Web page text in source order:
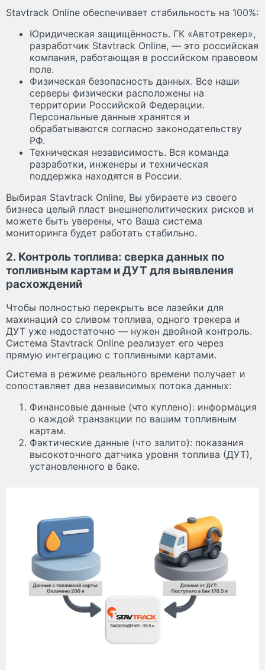
Stavtrack Online обеспечивает стабильность на 100%:
Юридическая защищённость. ГК «Автотрекер»,
разработчик Stavtrack Online, — это российская
компания, работающая в российском правовом
поле.
Физическая безопасность данных. Все наши
серверы физически расположены на
территории Российской Федерации.
Персональные данные хранятся и
обрабатываются согласно законодательству
РФ.
Техническая независимость. Вся команда
разработки, инженеры и техническая
поддержка находятся в России.
Выбирая Stavtrack Online, Вы убираете из своего
бизнеса целый пласт внешнеполитических рисков и
можете быть уверены, что Ваша система
мониторинга будет работать стабильно.
2. Контроль топлива: сверка данных по
топливным картам и ДУТ для выявления
расхождений
Чтобы полностью перекрыть все лазейки для
махинаций со сливом топлива, одного трекера и
ДУТ уже недостаточно — нужен двойной контроль.
Система Stavtrack Online реализует его через
прямую интеграцию с топливными картами.
Система в режиме реального времени получает и
сопоставляет два независимых потока данных:
Финансовые данные (что куплено): информация
о каждой транзакции по вашим топливным
картам.
Фактические данные (что залито): показания
высокоточного датчика уровня топлива (ДУТ),
установленного в баке.